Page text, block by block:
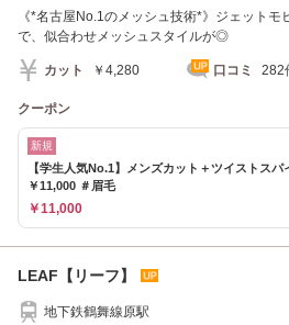
《*名古屋No.1のメッシュ技術*》ジェットモ
で、似合わせメッシュスタイルが◎
カット ￥4,280 口コミ 282
クーポン
新規
【学生人気No.1】メンズカット＋ツイストスパ
￥11,000 ＃眉毛
￥11,000
LEAF【リーフ】
地下鉄鶴舞線原駅